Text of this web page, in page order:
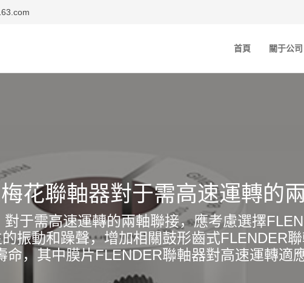
首頁 關于公司
花聯軸器對于需高速運轉的
于需高速運轉的兩軸聯接，應考慮選擇
振動和躁聲，增加相關鼓形齒式FLENDER
命，其中膜片FLENDER聯軸器對高速運轉適